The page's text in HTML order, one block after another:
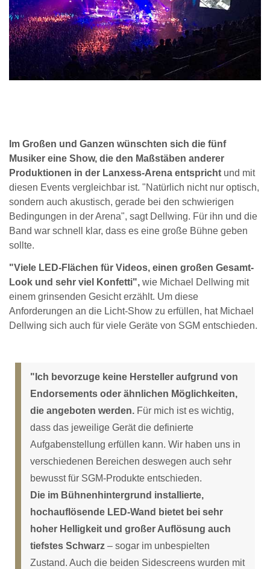
Im Großen und Ganzen wünschten sich die fünf
Musiker eine Show, die den Maßstäben anderer
Produktionen in der Lanxess-Arena entspricht und mit
diesen Events vergleichbar ist. "Natürlich nicht nur optisch,
sondern auch akustisch, gerade bei den schwierigen
Bedingungen in der Arena", sagt Dellwing. Für ihn und die
Band war schnell klar, dass es eine große Bühne geben
sollte.
"Viele LED-Flächen für Videos, einen großen Gesamt-
Look und sehr viel Konfetti", wie Michael Dellwing mit
einem grinsenden Gesicht erzählt. Um diese
Anforderungen an die Licht-Show zu erfüllen, hat Michael
Dellwing sich auch für viele Geräte von SGM entschieden.
"Ich bevorzuge keine Hersteller aufgrund von
Endorsements oder ähnlichen Möglichkeiten,
die angeboten werden. Für mich ist es wichtig,
dass das jeweilige Gerät die definierte
Aufgabenstellung erfüllen kann. Wir haben uns in
verschiedenen Bereichen deswegen auch sehr
bewusst für SGM-Produkte entschieden.
Die im Bühnenhintergrund installierte,
hochauflösende LED-Wand bietet bei sehr
hoher Helligkeit und großer Auflösung auch
tiefstes Schwarz – sogar im unbespielten
Zustand. Auch die beiden Sidescreens wurden mit